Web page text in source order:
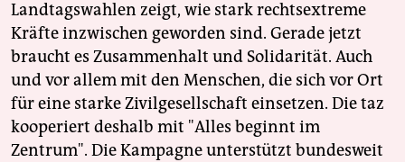
Landtagswahlen zeigt, wie stark rechtsextreme
Kräfte inzwischen geworden sind. Gerade jetzt
braucht es Zusammenhalt und Solidarität. Auch
und vor allem mit den Menschen, die sich vor Ort
für eine starke Zivilgesellschaft einsetzen. Die taz
kooperiert deshalb mit "Alles beginnt im
Zentrum". Die Kampagne unterstützt bundesweit